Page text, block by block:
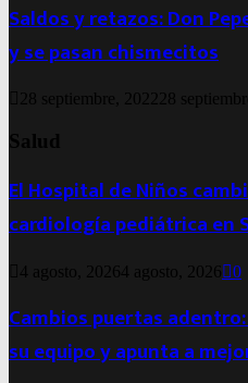
Saldos y retazos: Don
y se pasan chismecitos
28 septiembre, 202228
Salud
El Hospital de Niños
cardiología pediátrica en
4 agosto, 20264 agosto, 2026 0
Cambios puertas
su equipo y apunta a